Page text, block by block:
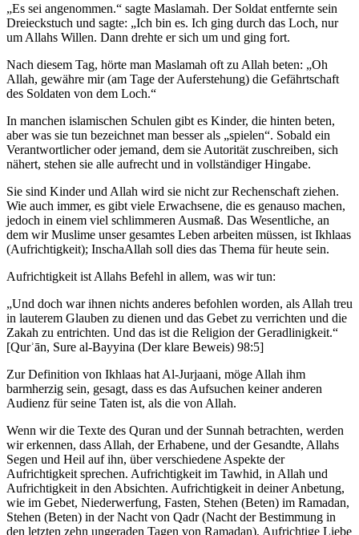
„Es sei angenommen.“ sagte Maslamah. Der Soldat entfernte sein
Dreieckstuch und sagte: „Ich bin es. Ich ging durch das Loch, nur
um Allahs Willen. Dann drehte er sich um und ging fort.
Nach diesem Tag, hörte man Maslamah oft zu Allah beten: „Oh
Allah, gewähre mir (am Tage der Auferstehung) die Gefährtschaft
des Soldaten von dem Loch.“
In manchen islamischen Schulen gibt es Kinder, die hinten beten,
aber was sie tun bezeichnet man besser als „spielen“. Sobald ein
Verantwortlicher oder jemand, dem sie Autorität zuschreiben, sich
nähert, stehen sie alle aufrecht und in vollständiger Hingabe.
Sie sind Kinder und Allah wird sie nicht zur Rechenschaft ziehen.
Wie auch immer, es gibt viele Erwachsene, die es genauso machen,
jedoch in einem viel schlimmeren Ausmaß. Das Wesentliche, an
dem wir Muslime unser gesamtes Leben arbeiten müssen, ist Ikhlaas
(Aufrichtigkeit); InschaAllah soll dies das Thema für heute sein.
Aufrichtigkeit ist Allahs Befehl in allem, was wir tun:
„Und doch war ihnen nichts anderes befohlen worden, als Allah treu
in lauterem Glauben zu dienen und das Gebet zu verrichten und die
Zakah zu entrichten. Und das ist die Religion der Geradlinigkeit.“
[Qurʾān, Sure al-Bayyina (Der klare Beweis) 98:5]
Zur Definition von Ikhlaas hat Al-Jurjaani, möge Allah ihm
barmherzig sein, gesagt, dass es das Aufsuchen keiner anderen
Audienz für seine Taten ist, als die von Allah.
Wenn wir die Texte des Quran und der Sunnah betrachten, werden
wir erkennen, dass Allah, der Erhabene, und der Gesandte, Allahs
Segen und Heil auf ihn, über verschiedene Aspekte der
Aufrichtigkeit sprechen. Aufrichtigkeit im Tawhid, in Allah und
Aufrichtigkeit in den Absichten. Aufrichtigkeit in deiner Anbetung,
wie im Gebet, Niederwerfung, Fasten, Stehen (Beten) im Ramadan,
Stehen (Beten) in der Nacht von Qadr (Nacht der Bestimmung in
den letzten zehn ungeraden Tagen von Ramadan), Aufrichtige Liebe